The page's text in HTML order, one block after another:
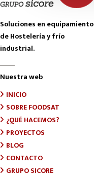
Soluciones en equipamiento
de Hostelería y frío
industrial.
Nuestra web
INICIO
SOBRE FOODSAT
¿QUÉ HACEMOS?
PROYECTOS
BLOG
CONTACTO
GRUPO SICORE